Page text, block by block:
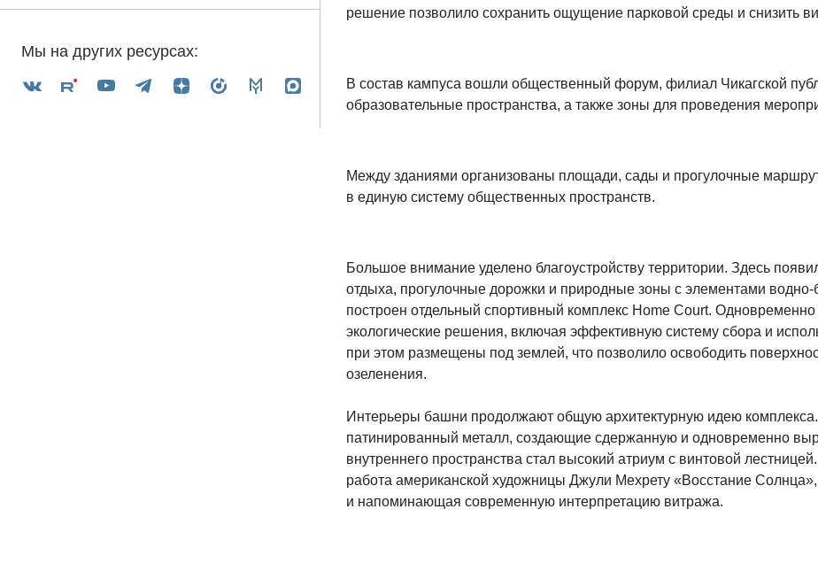
Мы на других ресурсах:
решение позволило сохранить ощущение парковой среды и снизить
В состав кампуса вошли общественный форум, филиал Чикагской
образовательные пространства, а также зоны для проведения
Между зданиями организованы площади, сады и прогулочные
в единую систему общественных пространств.
Большое внимание уделено благоустройству территории. Здесь
отдыха, прогулочные дорожки и природные зоны с элементами
построен отдельный спортивный комплекс Home Court.
экологические решения, включая эффективную систему сбора и
при этом размещены под землей, что позволило освободить
озеленения.
Интерьеры башни продолжают общую архитектурную идею
патинированный металл, создающие сдержанную и одновременно
внутреннего пространства стал высокий атриум с винтовой
работа американской художницы Джули Мехрету «Восстание
и напоминающая современную интерпретацию витража.